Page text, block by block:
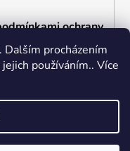
Dalším procházením
používáním.. Více
ochrany